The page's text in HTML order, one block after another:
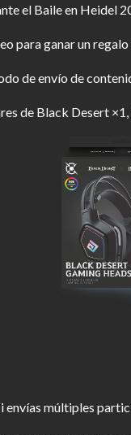
el Baile en Heidel
para ganar un
de envío de
de Black Desert
múltiples